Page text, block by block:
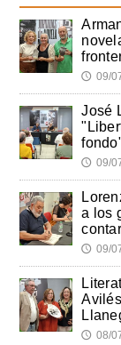
🕔 09/
José
🕔 09/
a los
🕔 09/
🕔 08/